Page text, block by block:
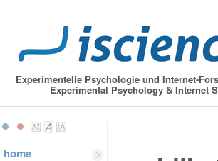
Experimentelle Psychologie und Internet-
Experimental Psychology & Internet
home